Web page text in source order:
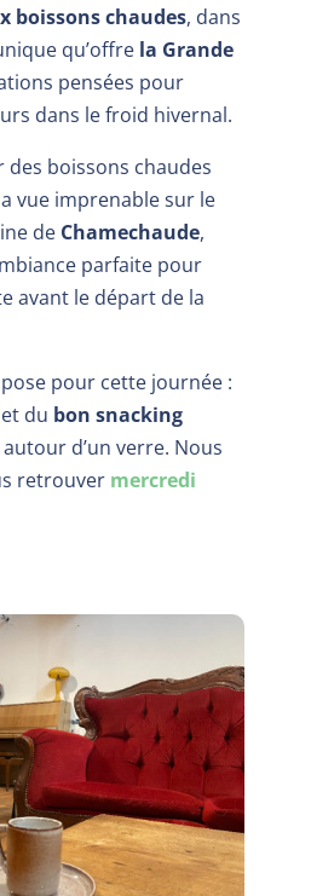
boissons chaudes, dans
qu’offre la Grande
pensées pour
dans le froid hivernal.
des boissons chaudes
vue imprenable sur le
de Chamechaude,
parfaite pour
avant le départ de la
pour cette journée :
du bon snacking
d’un verre. Nous
retrouver mercredi